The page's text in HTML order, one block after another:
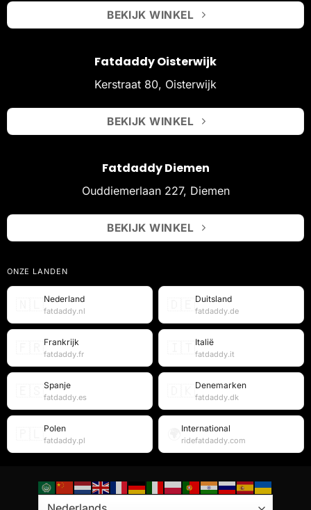
BEKIJK WINKEL
Fatdaddy Oisterwijk
Kerstraat 80, Oisterwijk
BEKIJK WINKEL
Fatdaddy Diemen
Ouddiemerlaan 227, Diemen
BEKIJK WINKEL
ONZE LANDEN
Nederland
fatdaddy.nl
Duitsland
fatdaddy.de
Frankrijk
fatdaddy.fr
Italië
fatdaddy.it
Spanje
fatdaddy.es
Denemarken
fatdaddy.dk
Polen
fatdaddy.pl
International
ridefatdaddy.com